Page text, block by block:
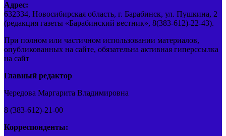
Адрес:
632334, Новосибирская область, г. Барабинск, ул. Пушкина, 2
(редакция газеты «Барабинский вестник», 8(383-612)-22-43).
При полном или частичном использовании материалов,
опубликованных на сайте, обязательна активная гиперссылка
на сайт
Главный редактор
Чередова Маргарита Владимировна
8 (383-612)-21-00
Корреспонденты: